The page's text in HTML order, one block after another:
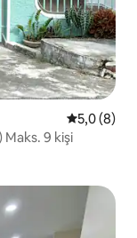
55,0 (8)
9 kişi